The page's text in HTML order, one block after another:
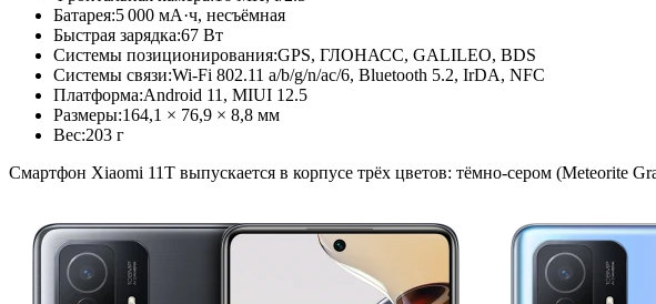
Батарея:5 000 мА·ч, несъёмная
Быстрая зарядка:67 Вт
Системы позиционирования:GPS, ГЛОНАСС, GALILEO, BDS
Системы связи:Wi-Fi 802.11 a/b/g/n/ac/6, Bluetooth 5.2, IrDA, NFC
Платформа:Android 11, MIUI 12.5
Размеры:164,1 × 76,9 × 8,8 мм
Вес:203 г
Смартфон Xiaomi 11T выпускается в корпусе трёх цветов: тёмно-сером (Meteorite